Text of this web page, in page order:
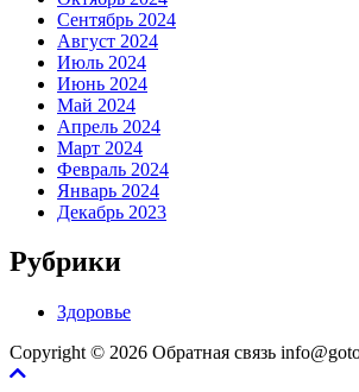
Сентябрь 2024
Август 2024
Июль 2024
Июнь 2024
Май 2024
Апрель 2024
Март 2024
Февраль 2024
Январь 2024
Декабрь 2023
Рубрики
Здоровье
Copyright © 2026 Обратная связь